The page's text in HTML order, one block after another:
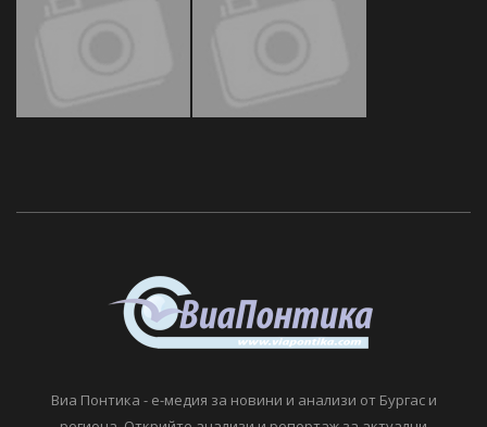
Виа Понтика - е-медия за новини и анализи от Бургас и